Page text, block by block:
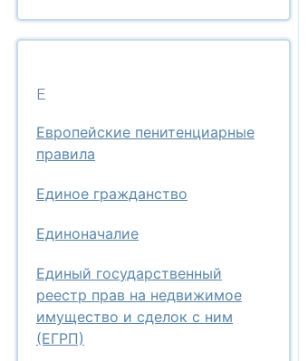
Е
Европейские пенитенциарные
правила
Единое гражданство
Единоначалие
Единый государственный
реестр прав на недвижимое
имущество и сделок с ним
(ЕГРП)